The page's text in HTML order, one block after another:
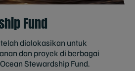
Fund
dialokasikan untuk
dan proyek di berbagai
Stewardship Fund.